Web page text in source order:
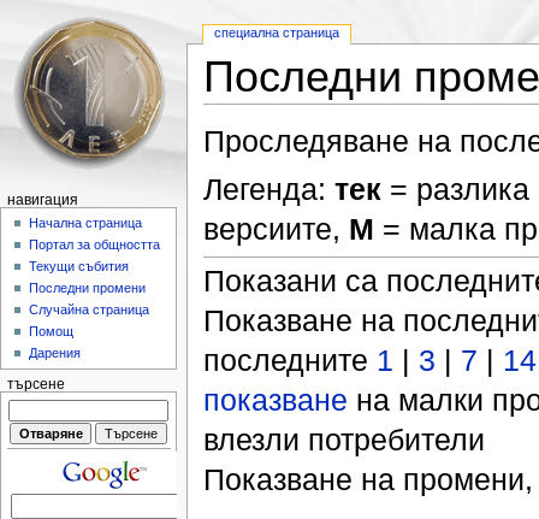
Последни
Проследяване на
Легенда: тек= разлика
версиите, М = малка
Показани са
Показване на
последните 1 | 3 | 7 | 14
показване на малки
влезли потребители
Показване на
специална страница
навигация
Начална страница
Портал за общността
Текущи събития
Последни промени
Случайна страница
Помощ
Дарения
търсене